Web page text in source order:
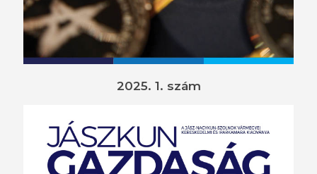
2025. 1. szám